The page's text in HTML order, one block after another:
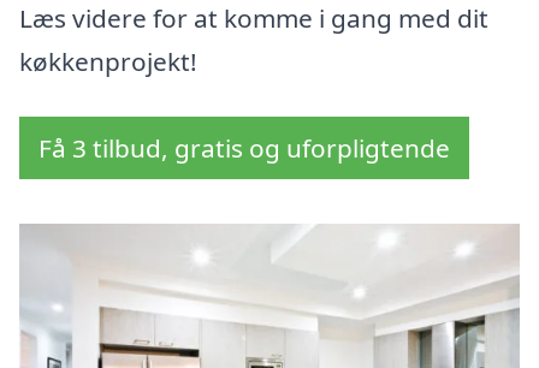
Læs videre for at komme i gang med dit
køkkenprojekt!
Få 3 tilbud, gratis og uforpligtende